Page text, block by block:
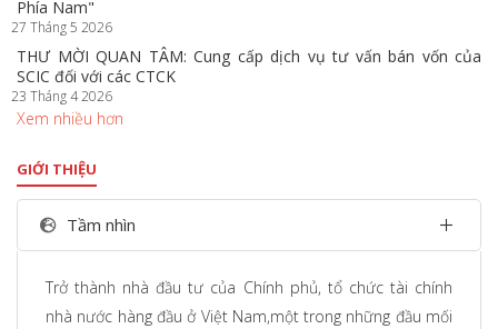
Phía Nam"
27 Tháng 5 2026
THƯ MỜI QUAN TÂM: Cung cấp dịch vụ tư vấn bán vốn của
SCIC đối với các CTCK
23 Tháng 4 2026
Xem nhiều hơn
GIỚI THIỆU
Tầm nhìn
Trở thành nhà đầu tư của Chính phủ, tổ chức tài chính
nhà nước hàng đầu ở Việt Nam,một trong những đầu mối